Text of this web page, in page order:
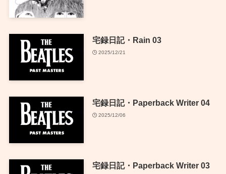
宅録日記・Rain 03
2025/12/21
宅録日記・Paperback Writer 04
2025/12/06
宅録日記・Paperback Writer 03